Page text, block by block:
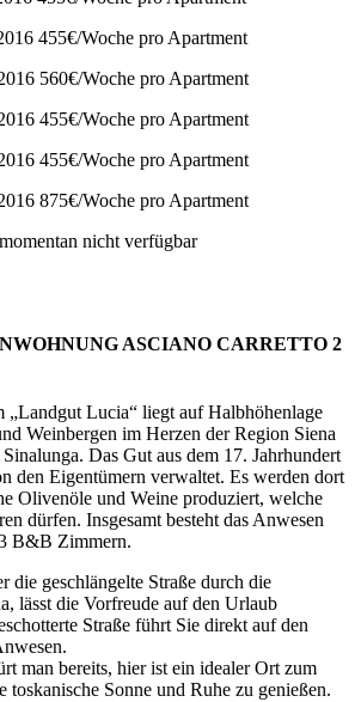
455€/Woche pro Apartment
560€/Woche pro Apartment
455€/Woche pro Apartment
455€/Woche pro Apartment
875€/Woche pro Apartment
nicht verfügbar
ASCIANO CARRETTO 2
„Landgut Lucia“ liegt auf Halbhöhenlage
Weinbergen im Herzen der Region Siena
Das Gut aus dem 17. Jahrhundert
den Eigentümern verwaltet. Es werden dort
Olivenöle und Weine produziert, welche
dürfen. Insgesamt besteht das Anwesen
B&B Zimmern.
die geschlängelte Straße durch die
lässt die Vorfreude auf den Urlaub
Straße führt Sie direkt auf den
man bereits, hier ist ein idealer Ort zum
toskanische Sonne und Ruhe zu genießen.